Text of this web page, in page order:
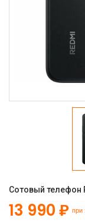
Сотовый телефон
13 990 ₽ при